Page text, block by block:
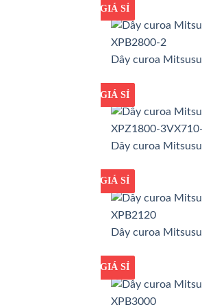
GIÁ TỐT
GIÁ SỈ
Dây curoa
GIÁ TỐT
GIÁ SỈ
Dây curoa
GIÁ TỐT
GIÁ SỈ
Dây curoa
GIÁ TỐT
GIÁ SỈ